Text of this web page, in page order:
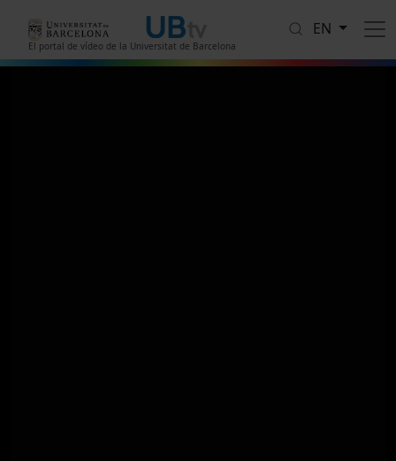
El portal de vídeo de la Universitat de Barcelona
EN